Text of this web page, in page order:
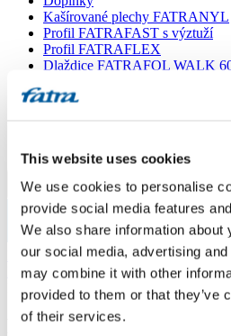
This website uses cookies
We use cookies to personalise
provide social media features
We also share information about
our social media, advertising
may combine it with other
provided to them or that they’ve
of their services.
Kašírované plechy FATRANYL
Profil FATRAFAST s výztuží
Profil FATRAFLEX
Dlaždice FATRAFOL WALK
Ochranná geotextilie
Menu
Menu
Domů /
Poradna/
Dotaz 93
Dotaz 93